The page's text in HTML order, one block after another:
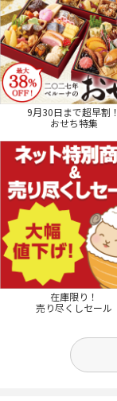
9月30日まで超早割！
おせち特集
在庫限り！
売り尽くしセール